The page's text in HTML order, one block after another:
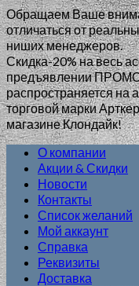
Обращаем Ваше
отличаться от
ниших менеджеров.
Скидка-20% на весь
предъявлении
распространяется на
торговой марки
магазине Клондайк!
О компании
Акции & Скидки
Новости
Контакты
Список желаний
Мой аккаунт
Справка
Реквизиты
Доставка